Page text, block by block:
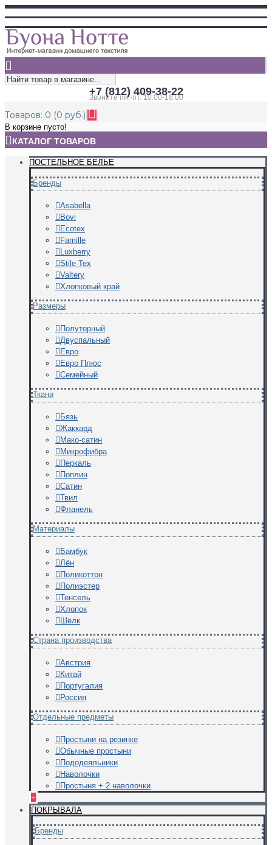
+7 (812) 409-38-22
Звоните пн.-пт. 10:00-18:00
Товаров: 0 (0 руб.)
В корзине пусто!
КАТАЛОГ ТОВАРОВ
ПОСТЕЛЬНОЕ БЕЛЬЕ
Бренды
Asabella
Bovi
Ecotex
Famille
Luxberry
Stile Tex
Valtery
Хлопковый край
Размеры
Полуторный
Двуспальный
Евро
Евро Плюс
Семейный
Ткани
Бязь
Жаккард
Мако-сатин
Микрофибра
Перкаль
Поплин
Сатин
Твил
Фланель
Материалы
Бамбук
Лён
Поликоттон
Полиэстер
Тенсель
Хлопок
Шёлк
Страна производства
Австрия
Китай
Португалия
Россия
Отдельные предметы
Простыни на резинке
Обычные простыни
Пододеяльники
Наволочки
Простыня + 2 наволочки
+
ПОКРЫВАЛА
Бренды